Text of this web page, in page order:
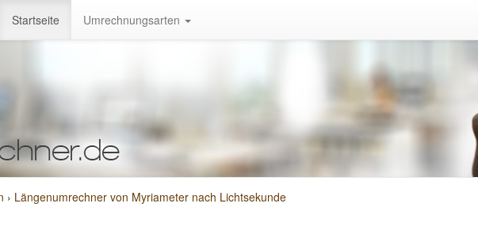
Startseite Umrechnungsarten
› Längenumrechner von Myriameter nach Lichtsekunde